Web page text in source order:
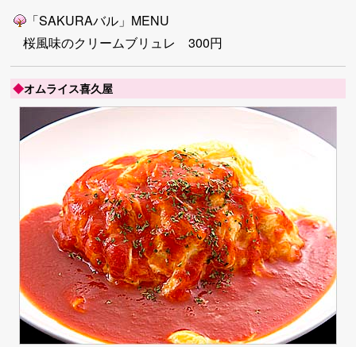
「SAKURAバル」MENU
桜風味のクリームブリュレ 300円
◆オムライス喜久屋